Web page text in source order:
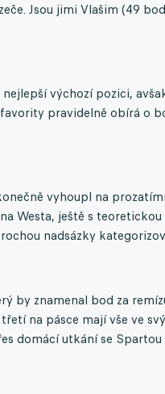
Jsou jimi Vlašim (49
výchozí pozici,
pravidelně obírá o
vyhoupl na
Westa, ještě s
nadsázky
by znamenal bod za
na pásce mají vše ve
domácí utkání se